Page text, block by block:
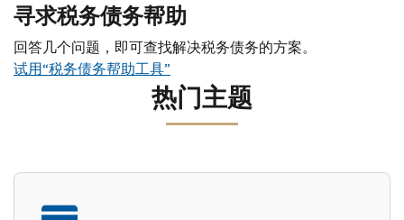
寻求税务债务帮助
回答几个问题，即可查找解决税务债务的方案。
试用“税务债务帮助工具”
热门主题